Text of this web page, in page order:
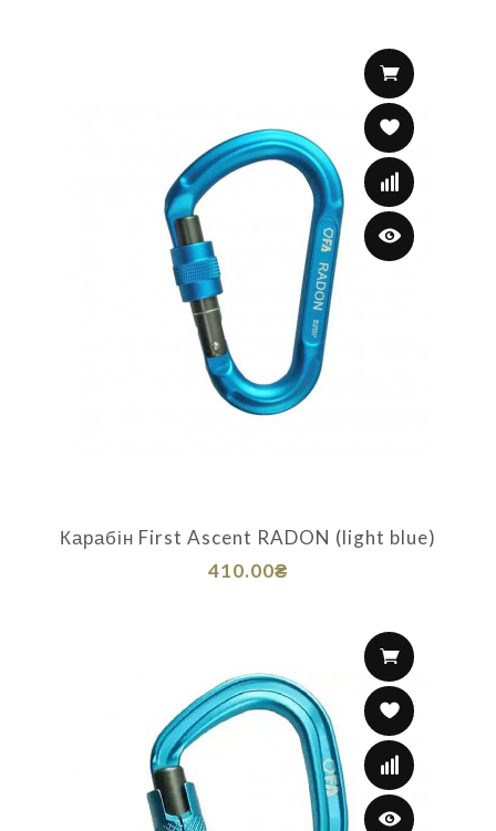
Карабін First Ascent RADON (light blue)
410.00₴